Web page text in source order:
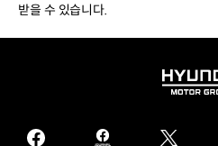
받을 수 있습니다.
HYUNDAI
GROUP